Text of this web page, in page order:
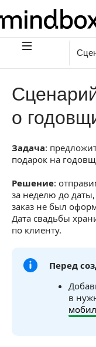
о
Задача:
подарок на
Решение:
за неделю до
заказ не был
Дата свадьбы
по клиенту.
Перед
в